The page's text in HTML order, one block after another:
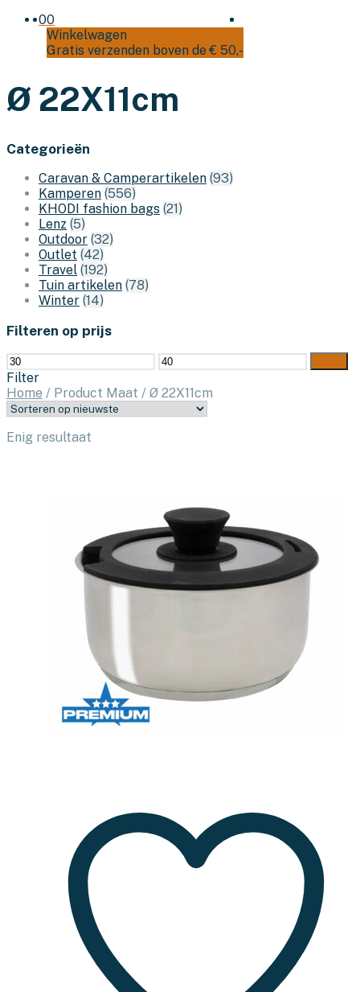
00
Winkelwagen
Gratis verzenden boven de € 50,-
Ø 22X11cm
Categorieën
Caravan & Camperartikelen (93)
Kamperen (556)
KHODI fashion bags (21)
Lenz (5)
Outdoor (32)
Outlet (42)
Travel (192)
Tuin artikelen (78)
Winter (14)
Filteren op prijs
Min.
prijs
Max.
prijs
Filter
Home / Product Maat / Ø 22X11cm
Enig resultaat